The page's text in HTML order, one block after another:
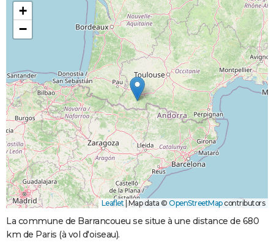
+
−
Leaflet| Map data © OpenStreetMapcontributors
La commune de Barrancoueu se situe à une distance de 680
km de Paris (à vol d'oiseau).